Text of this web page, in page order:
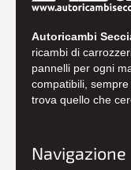
Autoricambi
ricambi di
pannelli per ogni
compatibili,
trova quello che
Navigazione